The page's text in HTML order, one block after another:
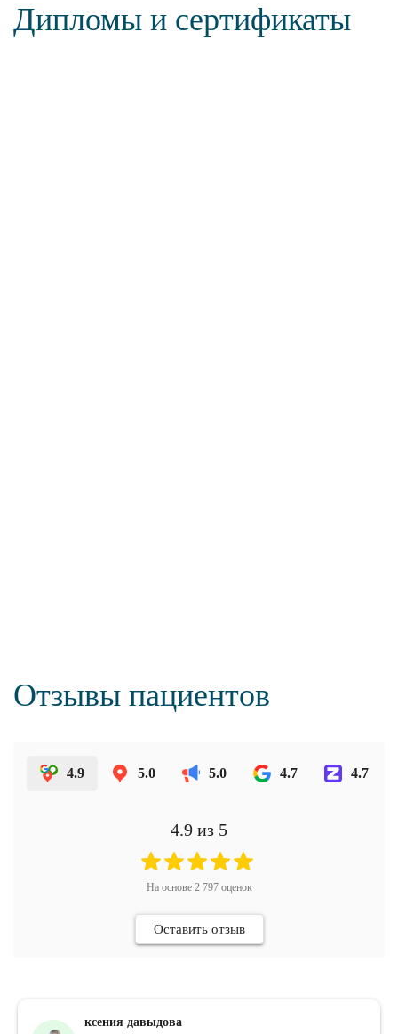
Дипломы и сертификаты
Отзывы пациентов
4.9 5.0 5.0 4.7 4.7
4.9 из 5
На основе 2 797оценок
Оставить отзыв
ксения давыдова